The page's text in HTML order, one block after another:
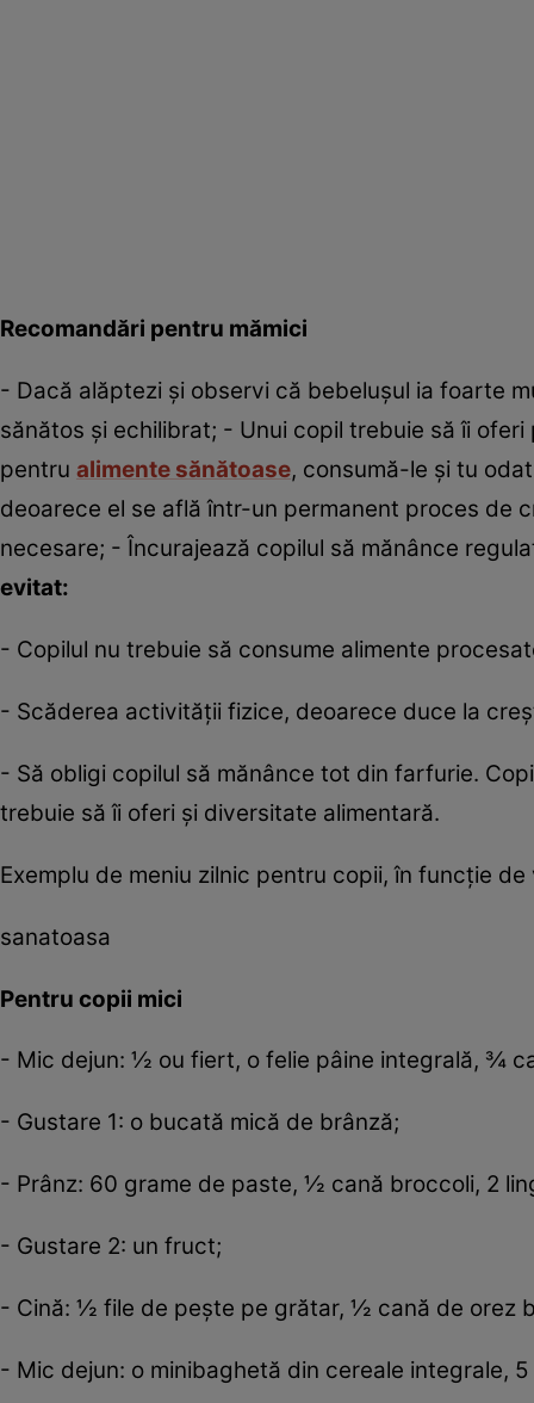
Recomandări pentru mămici
- Dacă alăptezi şi observi că bebeluşul ia foarte
sănătos şi echilibrat; - Unui copil trebuie să îi
pentru alimente sănătoase, consumă-le şi tu
deoarece el se află într-un permanent proces de
necesare; - Încurajează copilul să mănânce
evitat:
- Copilul nu trebuie să consume alimente
- Scăderea activităţii fizice, deoarece duce la
- Să obligi copilul să mănânce tot din farfurie.
trebuie să îi oferi şi diversitate alimentară.
Exemplu de meniu zilnic pentru copii, în funcţie
sanatoasa
Pentru copii mici
- Mic dejun: ½ ou fiert, o felie pâine integrală, ¾
- Gustare 1: o bucată mică de brânză;
- Prânz: 60 grame de paste, ½ cană broccoli, 2
- Gustare 2: un fruct;
- Cină: ½ file de peşte pe grătar, ½ cană de orez
- Mic dejun: o minibaghetă din cereale integrale,